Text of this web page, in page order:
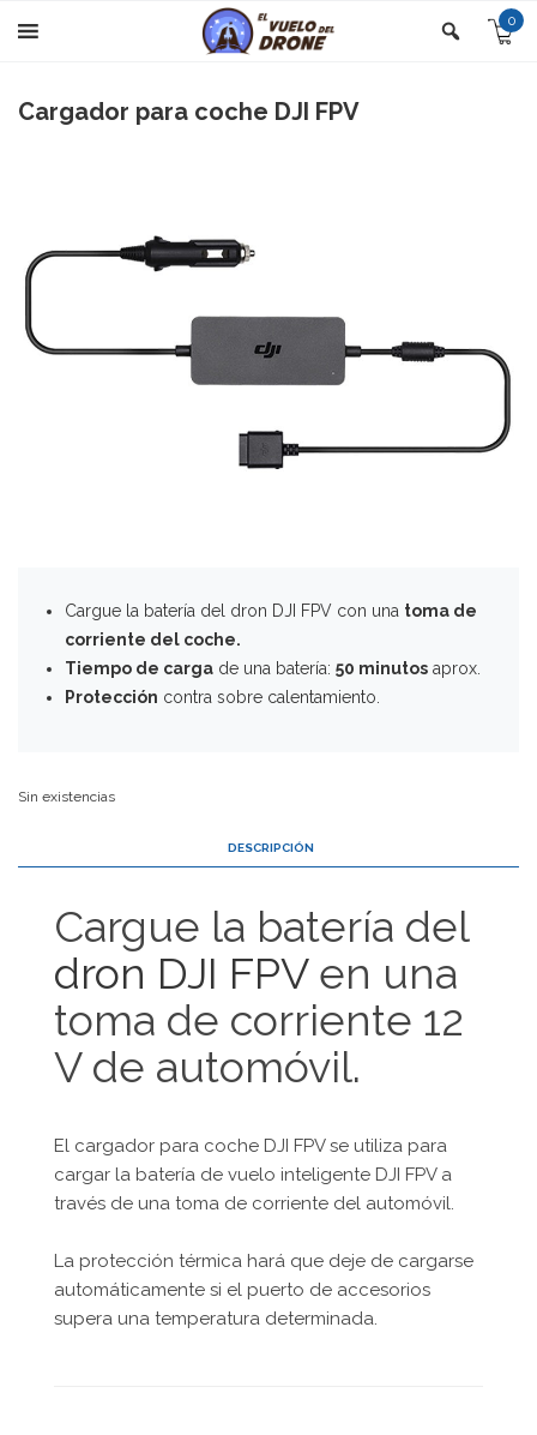
0
Cargador para coche DJI FPV
Cargue la batería del dron DJI FPV con una toma de
corriente del coche.
Tiempo de carga de una batería: 50 minutos aprox.
Protección contra sobre calentamiento.
Sin existencias
DESCRIPCIÓN
Cargue la batería del
dron DJI FPVen una
toma de corriente 12
V de automóvil.
El cargador para coche DJI FPV se utiliza para
cargar la batería de vuelo inteligente DJI FPV a
través de una toma de corriente del automóvil.
La protección térmica hará que deje de cargarse
automáticamente si el puerto de accesorios
supera una temperatura determinada.